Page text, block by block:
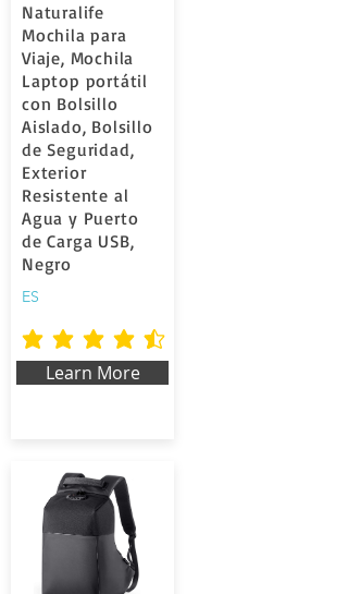
Naturalife
Mochila para
Viaje, Mochila
Laptop portátil
con Bolsillo
Aislado, Bolsillo
de Seguridad,
Exterior
Resistente al
Agua y Puerto
de Carga USB,
Negro
ES
average rating is 4.5 out of 5
Learn More